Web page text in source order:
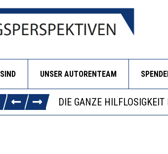
UNSER AUTORENTEAM
DIE VERSTÄRKTE
DIE GANZE
WORAUS WÄCHST, WAS